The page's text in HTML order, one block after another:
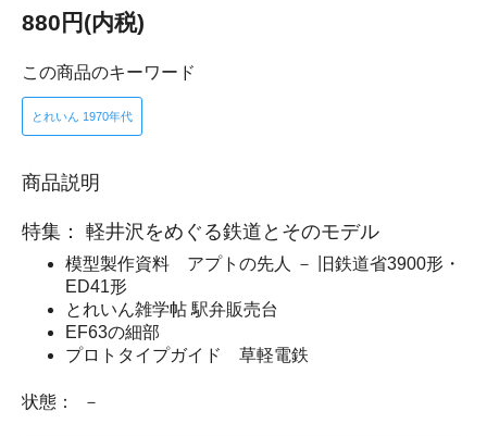
880円(内税)
この商品のキーワード
とれいん 1970年代
商品説明
特集： 軽井沢をめぐる鉄道とそのモデル
模型製作資料 アプトの先人 － 旧鉄道省3900形・
ED41形
とれいん雑学帖 駅弁販売台
EF63の細部
プロトタイプガイド 草軽電鉄
状態： －